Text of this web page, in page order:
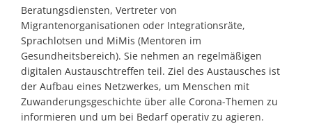
Beratungsdiensten, Vertreter von
Migrantenorganisationen oder Integrationsräte,
Sprachlotsen und MiMis (Mentoren im
Gesundheitsbereich). Sie nehmen an regelmäßigen
digitalen Austauschtreffen teil. Ziel des Austausches ist
der Aufbau eines Netzwerkes, um Menschen mit
Zuwanderungsgeschichte über alle Corona-Themen zu
informieren und um bei Bedarf operativ zu agieren.